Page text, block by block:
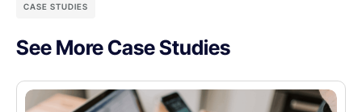
CASE STUDIES
See More Case Studies